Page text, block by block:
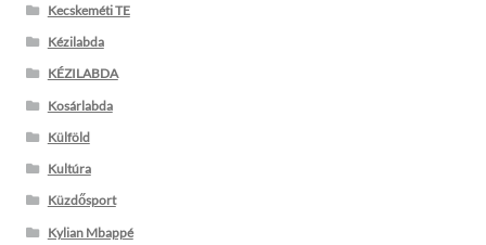
Kecskeméti TE
Kézilabda
KÉZILABDA
Kosárlabda
Külföld
Kultúra
Küzdősport
Kylian Mbappé